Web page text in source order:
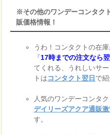
※その他のワンデーコンタク
販価格情報！
うわ！コンタクトの在
『17時までの注文なら
てくれる、うれしいサ
トはコンタクト翌日 で紹
人気のワンデーコンタ
デイリーズアクア通販
す。